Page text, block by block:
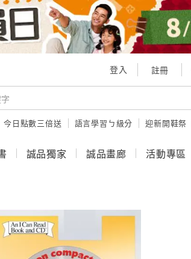
登入 註冊
今日點數三倍送 語言學習ㄅ級分 迎新開鞋祭
誠品獨家 誠品畫廊 活動專區